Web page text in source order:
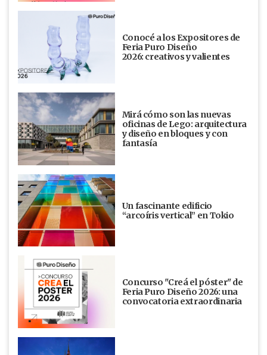
Conocé a los Expositores de
Feria Puro Diseño
2026: creativos y valientes
Mirá cómo son las nuevas
oficinas de Lego: arquitectura
y diseño en bloques y con
fantasía
Un fascinante edificio
“arcoíris vertical” en Tokio
Concurso "Creá el póster" de
Feria Puro Diseño 2026: una
convocatoria extraordinaria